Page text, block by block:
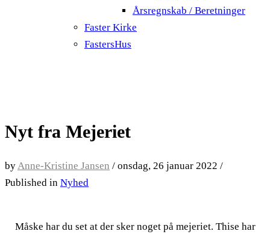
Årsregnskab / Beretninger
Faster Kirke
FastersHus
Nyt fra Mejeriet
by Anne-Kristine Jansen / onsdag, 26 januar 2022 /
Published in Nyhed
Måske har du set at der sker noget på mejeriet. Thise har